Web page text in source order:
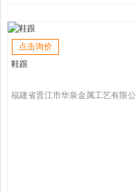
点击询价
鞋跟
福建省晋江市华泉金属工艺有限公